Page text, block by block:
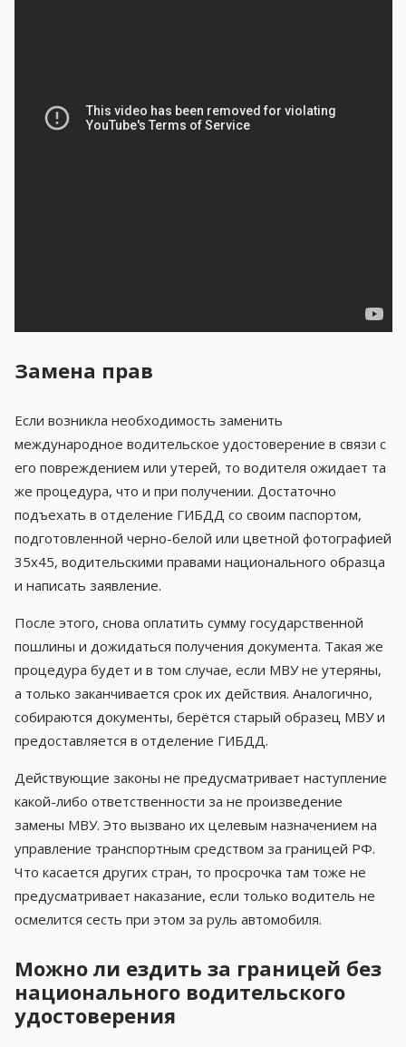
Замена прав
Если возникла необходимость заменить
международное водительское удостоверение в связи с
его повреждением или утерей, то водителя ожидает та
же процедура, что и при получении. Достаточно
подъехать в отделение ГИБДД со своим паспортом,
подготовленной черно-белой или цветной фотографией
35х45, водительскими правами национального образца
и написать заявление.
После этого, снова оплатить сумму государственной
пошлины и дожидаться получения документа. Такая же
процедура будет и в том случае, если МВУ не утеряны,
а только заканчивается срок их действия. Аналогично,
собираются документы, берётся старый образец МВУ и
предоставляется в отделение ГИБДД.
Действующие законы не предусматривает наступление
какой-либо ответственности за не произведение
замены МВУ. Это вызвано их целевым назначением на
управление транспортным средством за границей РФ.
Что касается других стран, то просрочка там тоже не
предусматривает наказание, если только водитель не
осмелится сесть при этом за руль автомобиля.
Можно ли ездить за границей без
национального водительского
удостоверения